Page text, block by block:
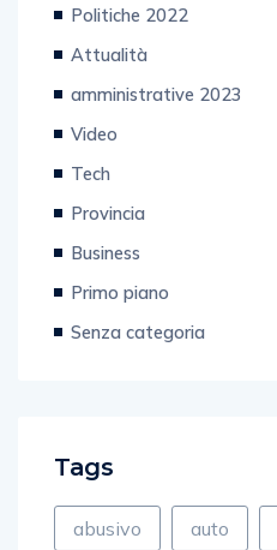
Politiche 2022
Attualità
amministrative 2023
Video
Tech
Provincia
Business
Primo piano
Senza categoria
Tags
abusivo auto